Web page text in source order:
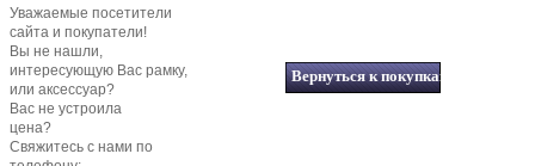
Уважаемые посетители
сайта и покупатели!
Вы не нашли,
интересующую Вас рамку,
или аксессуар?
Вас не устроила
цена?
Свяжитесь с нами по